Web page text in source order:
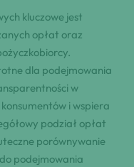
kluczowe jest
opłat oraz
dla podejmowania
w
i wspiera
podział opłat
porównywanie
podejmowania